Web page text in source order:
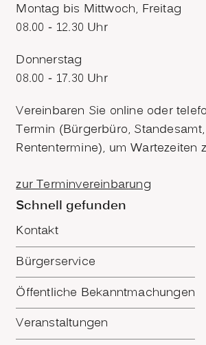
Montag bis Mittwoch, Freitag
08.00 - 12.30 Uhr
Donnerstag
08.00 - 17.30 Uhr
Vereinbaren Sie online oder
Termin (Bürgerbüro, Standesamt,
Rententermine), um Wartezeiten
zur Terminvereinbarung
Schnell gefunden
Kontakt
Bürgerservice
Öffentliche Bekanntmachungen
Veranstaltungen